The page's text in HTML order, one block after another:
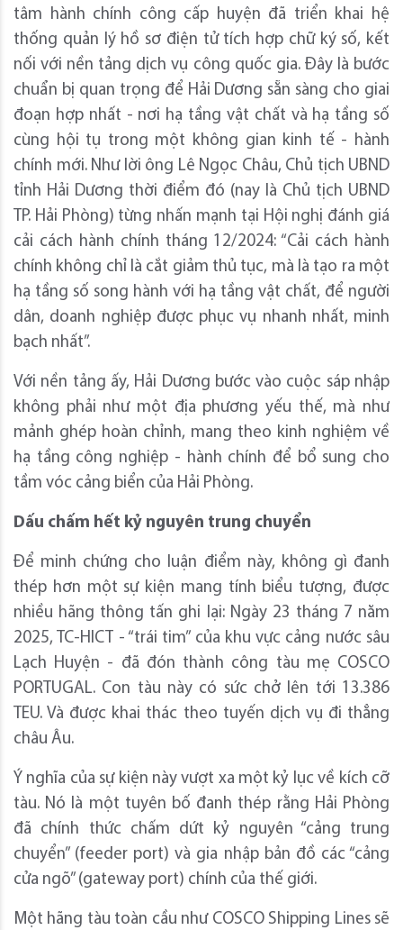
tâm hành chính công cấp huyện đã triển khai hệ
thống quản lý hồ sơ điện tử tích hợp chữ ký số, kết
nối với nền tảng dịch vụ công quốc gia. Đây là bước
chuẩn bị quan trọng để Hải Dương sẵn sàng cho giai
đoạn hợp nhất - nơi hạ tầng vật chất và hạ tầng số
cùng hội tụ trong một không gian kinh tế - hành
chính mới. Như lời ông Lê Ngọc Châu, Chủ tịch UBND
tỉnh Hải Dương thời điểm đó (nay là Chủ tịch UBND
TP. Hải Phòng) từng nhấn mạnh tại Hội nghị đánh giá
cải cách hành chính tháng 12/2024: “Cải cách hành
chính không chỉ là cắt giảm thủ tục, mà là tạo ra một
hạ tầng số song hành với hạ tầng vật chất, để người
dân, doanh nghiệp được phục vụ nhanh nhất, minh
bạch nhất”.
Với nền tảng ấy, Hải Dương bước vào cuộc sáp nhập
không phải như một địa phương yếu thế, mà như
mảnh ghép hoàn chỉnh, mang theo kinh nghiệm về
hạ tầng công nghiệp - hành chính để bổ sung cho
tầm vóc cảng biển của Hải Phòng.
Dấu chấm hết kỷ nguyên trung chuyển
Để minh chứng cho luận điểm này, không gì đanh
thép hơn một sự kiện mang tính biểu tượng, được
nhiều hãng thông tấn ghi lại: Ngày 23 tháng 7 năm
2025, TC-HICT - “trái tim” của khu vực cảng nước sâu
Lạch Huyện - đã đón thành công tàu mẹ COSCO
PORTUGAL. Con tàu này có sức chở lên tới 13.386
TEU. Và được khai thác theo tuyến dịch vụ đi thẳng
châu Âu.
Ý nghĩa của sự kiện này vượt xa một kỷ lục về kích cỡ
tàu. Nó là một tuyên bố đanh thép rằng Hải Phòng
đã chính thức chấm dứt kỷ nguyên “cảng trung
chuyển” (feeder port) và gia nhập bản đồ các “cảng
cửa ngõ” (gateway port) chính của thế giới.
Một hãng tàu toàn cầu như COSCO Shipping Lines sẽ